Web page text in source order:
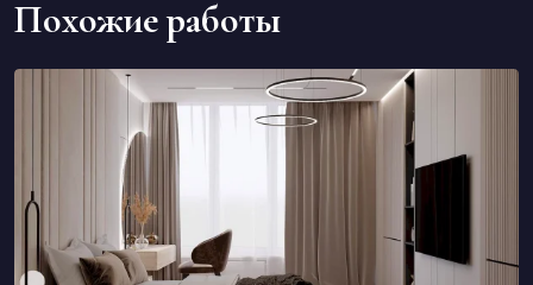
Похожие работы